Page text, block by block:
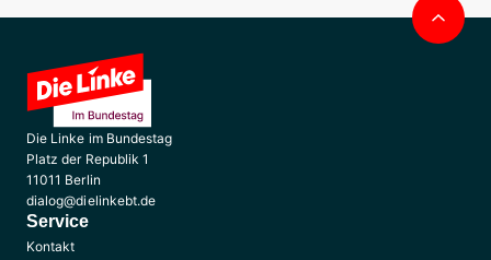
Die Linke im Bundestag
Platz der Republik 1
11011 Berlin
dialog@dielinkebt.de
Service
Kontakt